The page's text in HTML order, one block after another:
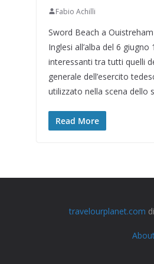
Fabio Achilli
Sword Beach a
Inglesi all’alba del 6
interessanti tra tutti quelli
generale dell’esercito
utilizzato nella scena dello
Read More
travelourplanet.com